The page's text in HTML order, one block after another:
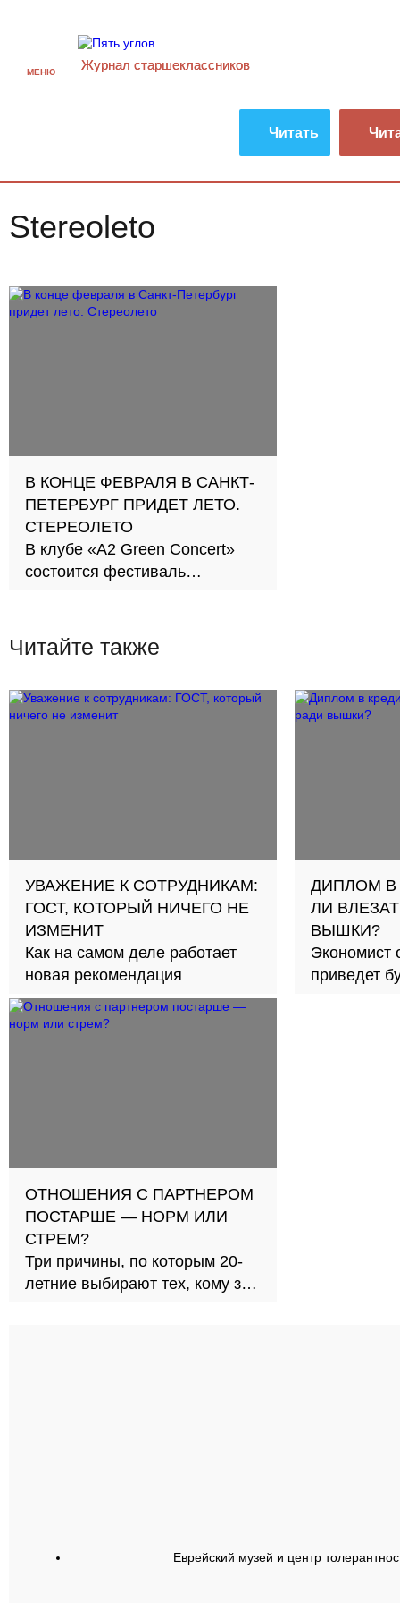
МЕНЮ Журнал старшекласcников
Читать
Stereoleto
В КОНЦЕ ФЕВРАЛЯ В САНКТ-
ПЕТЕРБУРГ ПРИДЕТ ЛЕТО.
СТЕРЕОЛЕТО
В клубе «A2 Green Concert»
состоится фестиваль
Читайте также
УВАЖЕНИЕ К СОТРУДНИКАМ:
ГОСТ, КОТОРЫЙ НИЧЕГО НЕ
ИЗМЕНИТ
Как на самом деле работает
новая рекомендация
ДИПЛОМ В
ЛИ
ВЫШКИ?
Экономист
приведет
ОТНОШЕНИЯ С ПАРТНЕРОМ
ПОСТАРШЕ — НОРМ ИЛИ
СТРЕМ?
Три причины, по которым 20-
летние выбирают тех, кому за
Еврейский музей и центр